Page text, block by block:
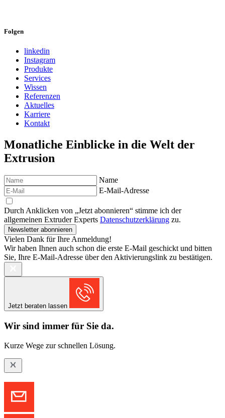
Folgen
linkedin
Instagram
Produkte
Services
Wissen
Referenzen
Aktuelles
Karriere
Kontakt
Monatliche Einblicke in die Welt der
Extrusion
Name
E-Mail-Adresse
Durch Anklicken von „Jetzt abonnieren“ stimme ich der
allgemeinen Extruder Experts Datenschutzerklärung zu.
Newsletter abonnieren
Vielen Dank für Ihre Anmeldung!
Wir haben Ihnen auch schon die erste E-Mail geschickt und bitten
Sie, Ihre E-Mail-Adresse über den Aktivierungslink zu bestätigen.
Jetzt beraten lassen
Wir sind immer für Sie da.
Kurze Wege zur schnellen Lösung.